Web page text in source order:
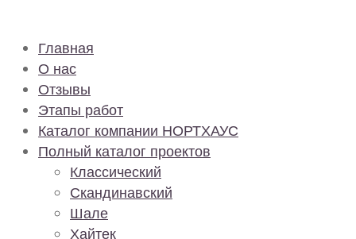
Главная
О нас
Отзывы
Этапы работ
Каталог компании НОРТХАУС
Полный каталог проектов
Классический
Скандинавский
Шале
Хайтек